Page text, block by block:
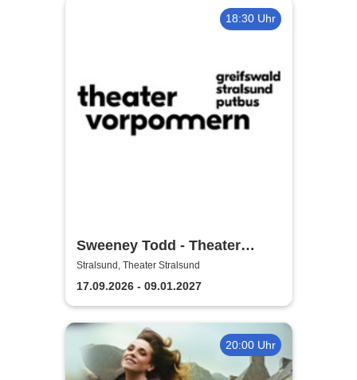
18:30 Uhr
Sweeney Todd - Theater
Vorpommern
Stralsund, Theater Stralsund
17.09.2026 - 09.01.2027
20:00 Uhr